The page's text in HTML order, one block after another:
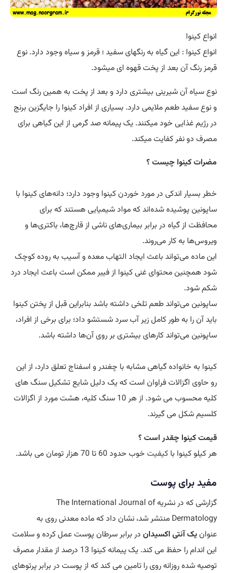
انواع کینوا
انواع کینوا : این گیاه به رنگهای سفید ؛ قرمز و سیاه وجود دارد. نوع
قرمز رنگ آن بعد از پخت قهوه ای میشود.
نوع سیاه آن شیرینی بیشتری دارد و بعد از پخت به همین رنگ است
و نوع سفید طعم ملایمی دارد. بسیاری از افراد کینوا را جایگزین برنج
در رژیم غذایی خود میکنند. یک پیمانه صد گرمی از این گیاهی برای
مصرف دو نفر کفایت میکند.
مضرات کینوا چیست ؟
خطر بسیار اندکی در مورد خوردن کینوا وجود دارد؛ دانه‌های کینوا با
ساپونین پوشیده شده‌اند که مواد شیمیایی هستند که برای
محافظت از گیاه در برابر بیماری‌های ناشی از قارچ‌ها، باکتری‌ها و
ویروس‌ها به کار می‌روند.
این ماده می‌تواند باعث ایجاد التهاب معده و آسیب به روده کوچک
شود همچنین محتوای غنی کینوا از فیبر ممکن است باعث ایجاد درد
شکم شود.
ساپونین می‌تواند طعم تلخی داشته باشد بنابراین قبل از پختن کینوا
باید آن را به طور کامل زیر آب سرد شستشو داد؛ برای برخی از افراد،
ساپونین می‌تواند کار‌های بیشتری بر روی آن‌ها داشته باشد.
کینوا به خانواده گیاهی مشابه با چغندر و اسفناج تعلق دارد، از این
رو حاوی اگزالات فراوان است که یک دلیل شایع تشکیل سنگ های
کلیه محسوب می شود. از هر 10 سنگ کلیه، هشت مورد از اگزالات
کلسیم شکل می گیرند.
قیمت کینوا چقدر است ؟
هر کیلو کینوا با کیفیت خوب حدود 60 تا 70 هزار تومان می باشد.
مفید برای پوست
گزارشی که در نشریه The International Journal of
Dermatology منتشر شد، نشان داد که ماده معدنی روی به
عنوانیک آنتی اکسیدان در برابر سرطان پوست عمل کرده و سلامت
این اندام را حفظ می کند. یک پیمانه کینوا 13 درصد از مقدار مصرف
توصیه شده روزانه روی را تامین می کند که از پوست در برابر پرتوهای